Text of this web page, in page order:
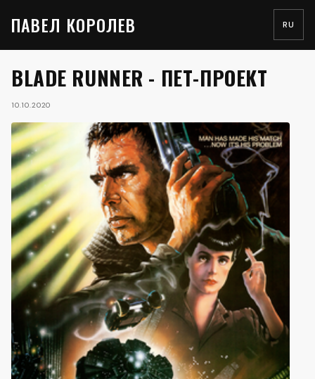
ПАВЕЛ КОРОЛЕВ RU
BLADE RUNNER - ПЕТ-ПРОЕКТ
10.10.2020